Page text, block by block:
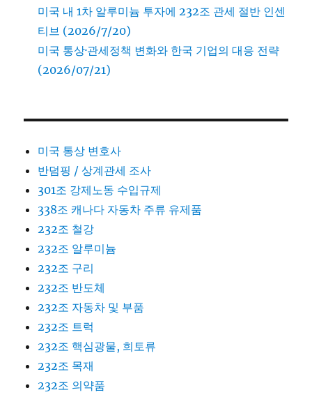
미국 내 1차 알루미늄 투자에 232조 관세 절반 인센
티브 (2026/7/20)
미국 통상·관세정책 변화와 한국 기업의 대응 전략
(2026/07/21)
미국 통상 변호사
반덤핑 / 상계관세 조사
301조 강제노동 수입규제
338조 캐나다 자동차 주류 유제품
232조 철강
232조 알루미늄
232조 구리
232조 반도체
232조 자동차 및 부품
232조 트럭
232조 핵심광물, 희토류
232조 목재
232조 의약품